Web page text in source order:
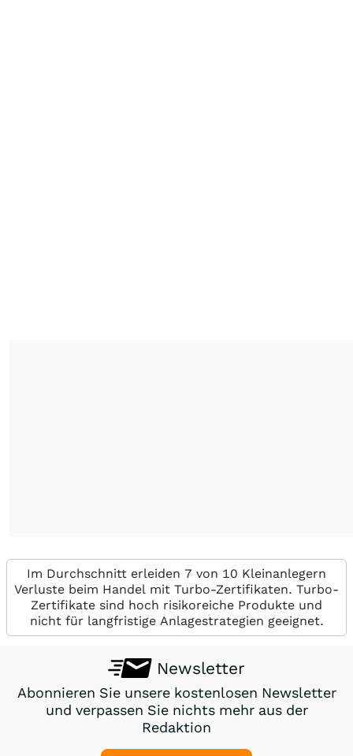
Im Durchschnitt erleiden 7 von 10 Kleinanlegern
Verluste beim Handel mit Turbo-Zertifikaten. Turbo-
Zertifikate sind hoch risikoreiche Produkte und
nicht für langfristige Anlagestrategien geeignet.
Newsletter
Abonnieren Sie unsere kostenlosen Newsletter
und verpassen Sie nichts mehr aus der
Redaktion